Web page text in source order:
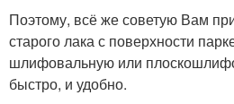
Поэтому, всё же советую Вам
старого лака с поверхности
шлифовальную или
быстро, и удобно.